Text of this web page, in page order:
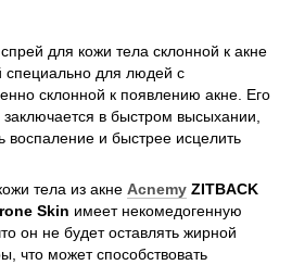
для кожи тела склонной к акне
специально для людей с
склонной к появлению акне. Его
в быстром высыхании,
воспаление и быстрее исцелить
тела из акне Acnemy ZITBACK
Skin имеет некомедогенную
он не будет оставлять жирной
что может способствовать